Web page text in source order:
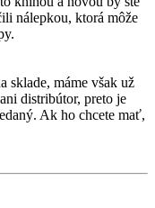
nálepkou, ktorá môže
sklade, máme však už
distribútor, preto je
Ak ho chcete mať,